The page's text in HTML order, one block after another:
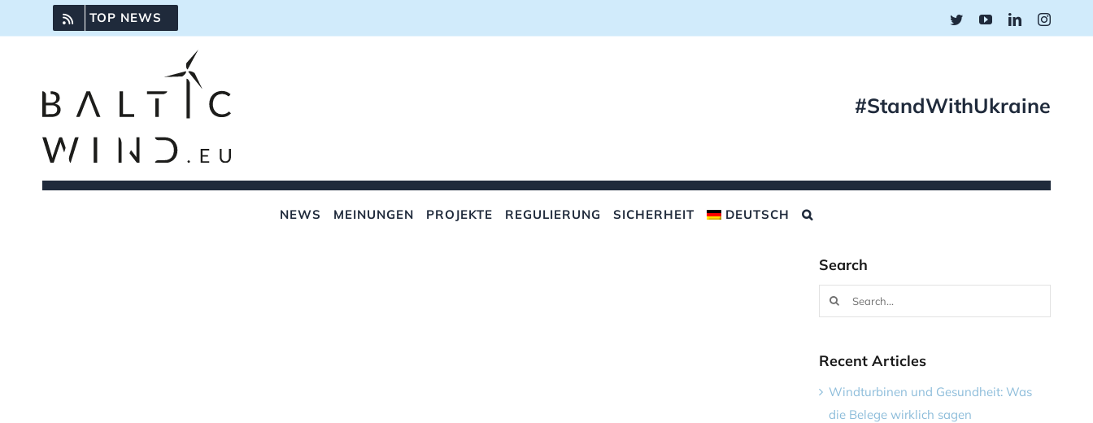
to
TOP NEWS TwitterYouTubeLinkedIn
#StandWithUkraine
NEWS MEINUNGEN PROJEKTE REGULIERUNG SICHERHEIT DEUTSCH
Search
Search
for:
Recent Articles
Windturbinen und Gesundheit: Was
die Belege wirklich sagen